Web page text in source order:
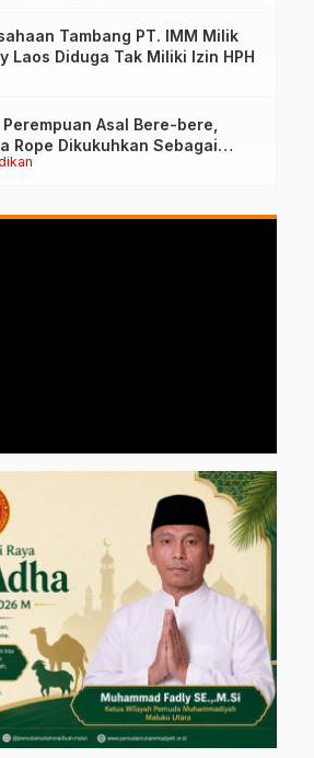
Tambang PT. IMM Milik
Laos Diduga Tak Miliki Izin HPH
Asal Bere-bere,
Rope Dikukuhkan Sebagai
dan Rektor Ummu